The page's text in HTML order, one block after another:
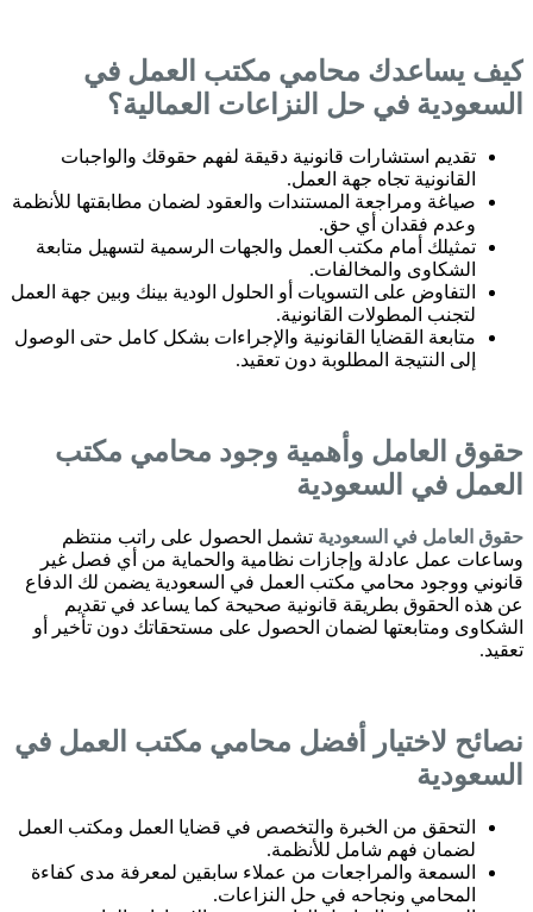
كيف يساعدك محامي مكتب العمل في
السعودية في حل النزاعات العمالية؟
تقديم استشارات قانونية دقيقة لفهم حقوقك والواجبات
القانونية تجاه جهة العمل.
صياغة ومراجعة المستندات والعقود لضمان مطابقتها للأنظمة
وعدم فقدان أي حق.
تمثيلك أمام مكتب العمل والجهات الرسمية لتسهيل متابعة
الشكاوى والمخالفات.
التفاوض على التسويات أو الحلول الودية بينك وبين جهة العمل
لتجنب المطولات القانونية.
متابعة القضايا القانونية والإجراءات بشكل كامل حتى الوصول
إلى النتيجة المطلوبة دون تعقيد.
حقوق العامل وأهمية وجود محامي مكتب
العمل في السعودية
حقوق العامل في السعودية تشمل الحصول على راتب منتظم
وساعات عمل عادلة وإجازات نظامية والحماية من أي فصل غير
قانوني ووجود محامي مكتب العمل في السعودية يضمن لك الدفاع
عن هذه الحقوق بطريقة قانونية صحيحة كما يساعد في تقديم
الشكاوى ومتابعتها لضمان الحصول على مستحقاتك دون تأخير أو
تعقيد.
نصائح لاختيار أفضل محامي مكتب العمل في
السعودية
التحقق من الخبرة والتخصص في قضايا العمل ومكتب العمل
لضمان فهم شامل للأنظمة.
السمعة والمراجعات من عملاء سابقين لمعرفة مدى كفاءة
المحامي ونجاحه في حل النزاعات.